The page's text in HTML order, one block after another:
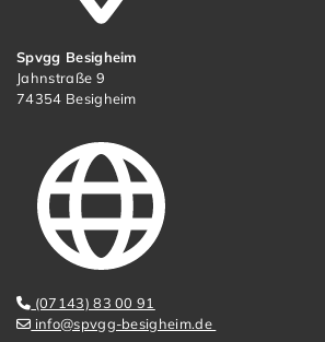
Spvgg Besigheim
Jahnstraße 9
74354 Besigheim
(07143) 83 00 91
info@spvgg-besigheim.de